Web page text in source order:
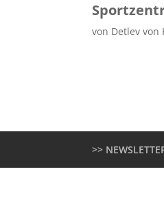
von Detlev von
>>